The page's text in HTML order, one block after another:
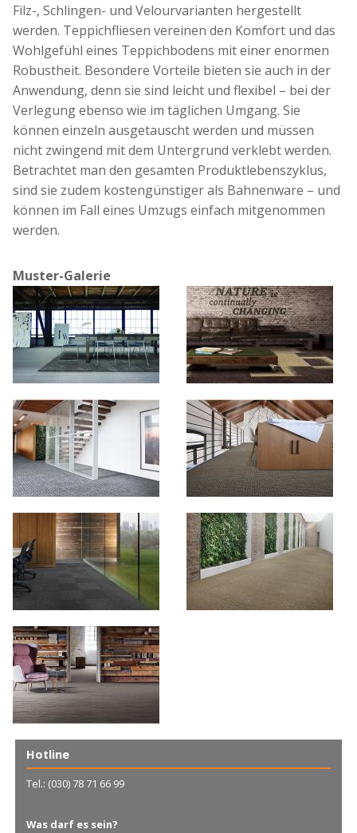
Filz-, Schlingen- und Velourvarianten hergestellt
werden. Teppichfliesen vereinen den Komfort und das
Wohlgefühl eines Teppichbodens mit einer enormen
Robustheit. Besondere Vorteile bieten sie auch in der
Anwendung, denn sie sind leicht und flexibel – bei der
Verlegung ebenso wie im täglichen Umgang. Sie
können einzeln ausgetauscht werden und müssen
nicht zwingend mit dem Untergrund verklebt werden.
Betrachtet man den gesamten Produktlebenszyklus,
sind sie zudem kostengünstiger als Bahnenware – und
können im Fall eines Umzugs einfach mitgenommen
werden.
Muster-Galerie
Hotline
Tel.: (030) 78 71 66 99
Was darf es sein?